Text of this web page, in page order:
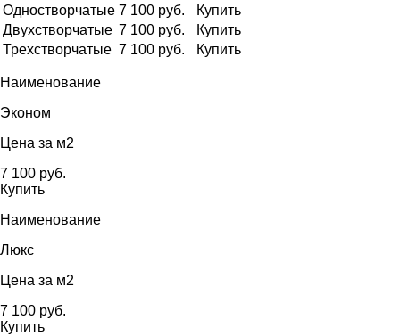
Одностворчатые 7 100 руб.
Купить
Двухстворчатые 7 100 руб.
Купить
Трехстворчатые 7 100 руб. Купить
Наименование
Эконом
Цена за м2
7 100 руб.
Купить
Наименование
Люкс
Цена за м2
7 100 руб.
Купить